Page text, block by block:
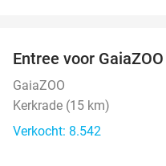
Entree voor GaiaZOO
GaiaZOO
Kerkrade (15 km)
Verkocht: 8.542